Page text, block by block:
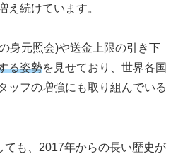
え続けています。
身元照会)や送金上限の引き下
る姿勢を見せており、世界各国
ッフの増強にも取り組んでいる
ても、2017年からの長い歴史が